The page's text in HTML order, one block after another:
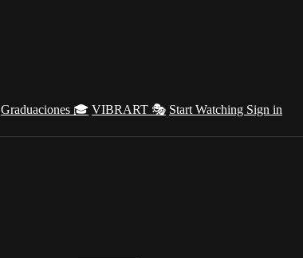
Graduaciones 🎓 VIBRART 🎭 Start Watching Sign in